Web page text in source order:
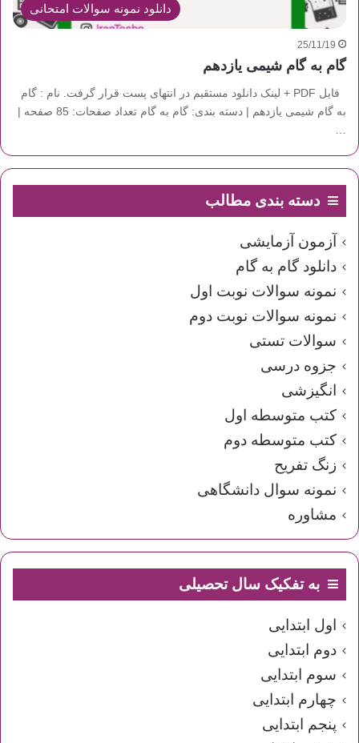
دانلود نمونه سوالات امتحانی
25/11/19
گام به گام شیمی یازدهم
فایل PDF + لینک دانلود مستقیم در انتهای پست قرار گرفت. نام : گام
به گام شیمی یازدهم | دسته بندی: گام به گام تعداد صفحات: 85 صفحه |
…
دسته بندی مطالب
آزمون آزمایشی
دانلود گام به گام
نمونه سوالات نوبت اول
نمونه سوالات نوبت دوم
سوالات تستی
جزوه درسی
انگیزشی
کتب متوسطه اول
کتب متوسطه دوم
زنگ تفریح
نمونه سوال دانشگاهی
مشاوره
به تفکیک سال تحصیلی
اول ابتدایی
دوم ابتدایی
سوم ابتدایی
چهارم ابتدایی
پنجم ابتدایی